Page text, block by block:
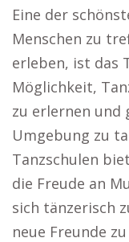
Eine der
Menschen zu
erleben, ist das
Möglichkeit,
zu erlernen und
Umgebung zu
Tanzschulen
die Freude an
sich tänzerisch
neue Freunde